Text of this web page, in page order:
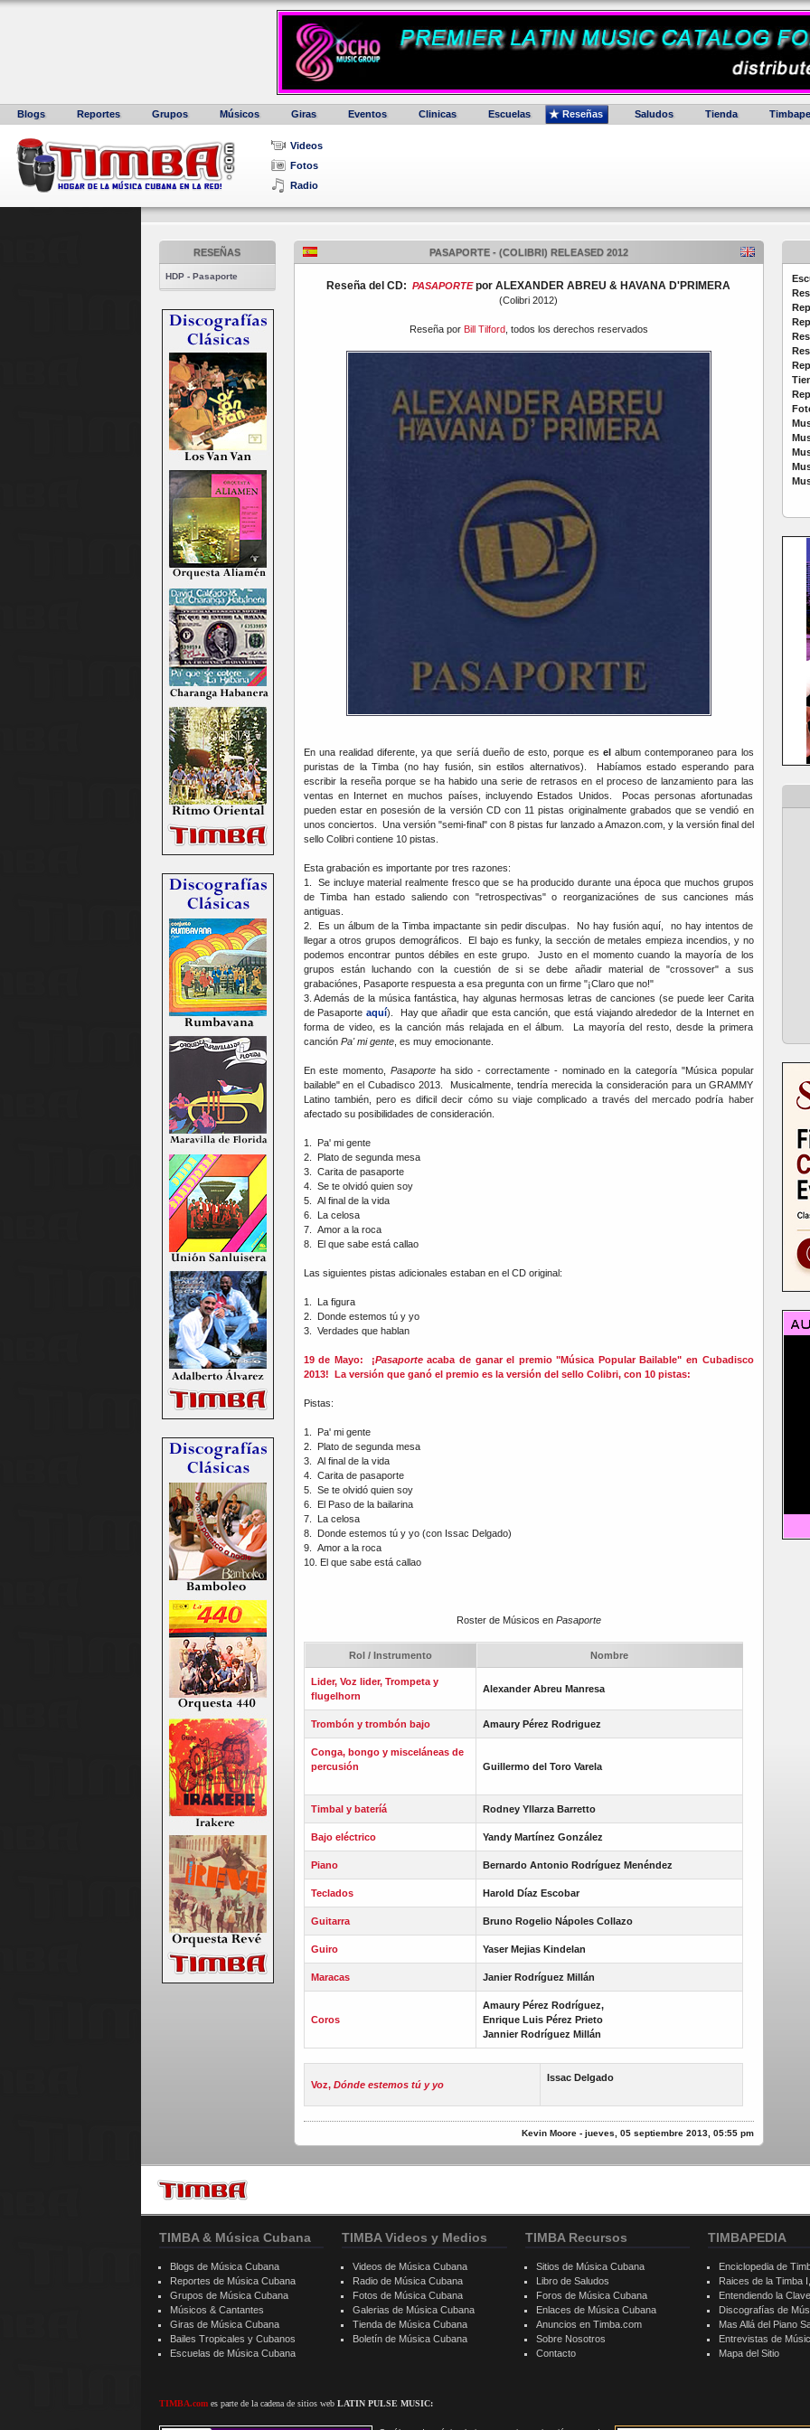
Blogs Reportes Grupos Músicos Giras Eventos Clinicas Escuelas Reseñas Saludos Tienda
Videos
Fotos
Radio
RESEÑAS
HDP - Pasaporte
PASAPORTE - (COLIBRI) RELEASED 2012
Reseña del CD: PASAPORTEpor ALEXANDER ABREU & HAVANA D'PRIMERA
(Colibri 2012)
Reseña por Bill Tilford, todos los derechos reservados
En una realidad diferente, ya que seríá dueño de esto, porque es el album contemporaneo para los
puristas de la Timba (no hay fusión, sin estilos alternativos). Habíamos estado esperando para
escribir la reseña porque se ha habido una serie de retrasos en el proceso de lanzamiento para las
ventas en Internet en muchos países, incluyendo Estados Unidos. Pocas personas afortunadas
pueden estar en posesión de la versión CD con 11 pistas originalmente grabados que se vendió en
unos conciertos. Una versión "semi-final" con 8 pistas fur lanzado a Amazon.com, y la versión final del
sello Colibri contiene 10 pistas.
Esta grabación es importante por tres razones:
1. Se incluye material realmente fresco que se ha producido durante una época que muchos grupos
de Timba han estado saliendo con "retrospectivas" o reorganizaciónes de sus canciones más
antiguas.
2. Es un álbum de la Timba impactante sin pedir disculpas. No hay fusión aquí, no hay intentos de
llegar a otros grupos demográficos. El bajo es funky, la sección de metales empieza incendios, y no
podemos encontrar puntos débiles en este grupo. Justo en el momento cuando la mayoría de los
grupos están luchando con la cuestión de si se debe añadir material de "crossover" a sus
grabaciónes, Pasaporte respuesta a esa pregunta con un firme "¡Claro que no!"
3. Además de la música fantástica, hay algunas hermosas letras de canciones (se puede leer Carita
de Pasaporteaquí). Hay que añadir que esta canción, que está viajando alrededor de la Internet en
forma de video, es la canción más relajada en el álbum. La mayoría del resto, desde la primera
canción Pa' mi gente, es muy emocionante.
En este momento, Pasaporteha sido - correctamente - nominado en la categoría "Música popular
bailable" en el Cubadisco 2013. Musicalmente, tendría merecida la consideración para un GRAMMY
Latino también, pero es dificil decir cómo su viaje complicado a través del mercado podría haber
afectado su posibilidades de consideración.
1. Pa' mi gente
2. Plato de segunda mesa
3. Carita de pasaporte
4. Se te olvidó quien soy
5. Al final de la vida
6. La celosa
7. Amor a la roca
8. El que sabe está callao
Las siguientes pistas adicionales estaban en el CD original:
1. La figura
2. Donde estemos tú y yo
3. Verdades que hablan
19 de Mayo: ¡Pasaporteacaba de ganar el premio "Música Popular Bailable" en Cubadisco
2013! La versión que ganó el premio es la versión del sello Colibri, con 10 pistas:
Pistas:
1. Pa' mi gente
2. Plato de segunda mesa
3. Al final de la vida
4. Carita de pasaporte
5. Se te olvidó quien soy
6. El Paso de la bailarina
7. La celosa
8. Donde estemos tú y yo (con Issac Delgado)
9. Amor a la roca
10. El que sabe está callao
Roster de Músicos en Pasaporte
Rol / Instrumento Nombre
Lider, Voz lider, Trompeta y
flugelhorn
Alexander Abreu Manresa
Trombón y trombón bajo Amaury Pérez Rodriguez
Conga, bongo y misceláneas de
percusión
Guillermo del Toro Varela
Timbal y bateríá Rodney Yllarza Barretto
Bajo eléctrico Yandy Martínez González
Piano Bernardo Antonio Rodríguez Menéndez
Teclados Harold Díaz Escobar
Guitarra Bruno Rogelio Nápoles Collazo
Guiro Yaser Mejias Kindelan
Maracas Janier Rodríguez Millán
Coros
Amaury Pérez Rodríguez,
Enrique Luis Pérez Prieto
Jannier Rodríguez Millán
Voz,Dónde estemos tú y yo
Issac Delgado
Kevin Moore - jueves, 05 septiembre 2013, 05:55 pm
TIMBA & Música Cubana
Blogs de Música Cubana
Reportes de Música Cubana
Grupos de Música Cubana
Músicos & Cantantes
Giras de Música Cubana
Bailes Tropicales y Cubanos
Escuelas de Música Cubana
TIMBA.comes parte de la cadena de sitios web LATIN PULSE MUSIC:
TIMBA Videos y Medios
Videos de Música Cubana
Radio de Música Cubana
Fotos de Música Cubana
Galerias de Música Cubana
Tienda de Música Cubana
Boletín de Música Cubana
TIMBA Recursos
Sitios de Música Cubana
Libro de Saludos
Foros de Música Cubana
Enlaces de Música Cubana
Anuncios en Timba.com
Sobre Nosotros
Contacto
TIMBAPEDIA
Enciclopedia de
Raices de la Timba
Entendiendo la
Discografías de
Mas Allá del Piano
Entrevistas de
Mapa del Sitio